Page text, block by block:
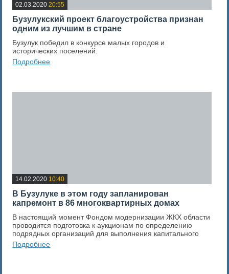
02.03.2020 20:55
Бузулукский проект благоустройства признан
одним из лучшим в стране
Бузулук победил в конкурсе малых городов и
исторических поселений.
Подробнее
14.02.2020 10:40
В Бузулуке в этом году запланирован
капремонт в 86 многоквартирных домах
В настоящий момент Фондом модернизации ЖКХ области
проводится подготовка к аукционам по определению
подрядных организаций для выполнения капитального
Подробнее